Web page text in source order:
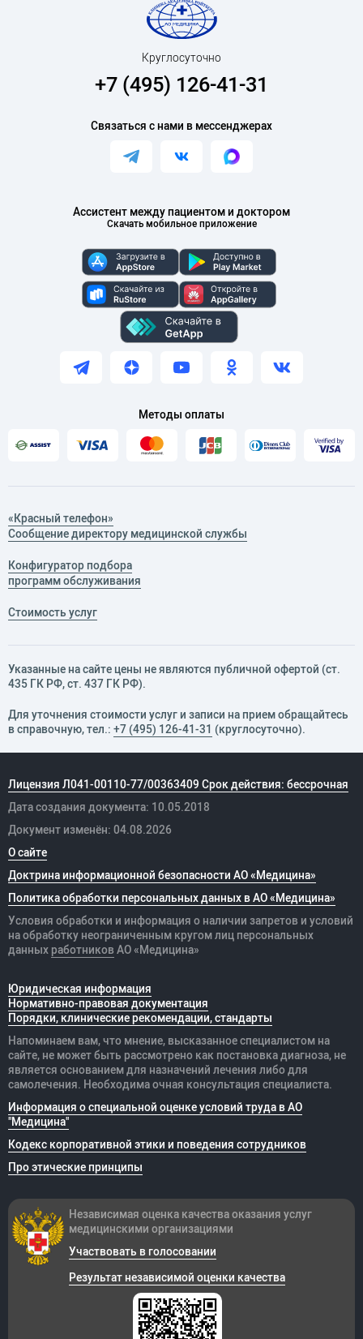
– лекционный курс и мастер-класс "Применение
дентального микроскопа в практике современного
врача-стоматолога ортопеда" Доменико
Массирони (автор бестселлера "Точность и
– практический курс доктора Вальтера Девото
восстановления жевательных зубов»;
Фридмана, Вебера;
– практические курсы в учебном центре AVS
– лекции и практические курсы Илья Мер,
Алексей Болячин;
повышение квалификации в учебных центрах
России и за рубежом раз в полгода
Область научных и практических интересов:
Эндодонтия.
Ассистент между пациентом и доктором
Скачать мобильное приложение
Круглосуточно
+7 (495) 126-41-31
Связаться с нами в мессенджерах
Методы оплаты
«Красный телефон»
Сообщение директору медицинской службы
Конфигуратор подбора
программ обслуживания
Стоимость услуг
Указанные на сайте цены не являются публичной офертой (ст.
435 ГК РФ, cт. 437 ГК РФ).
Для уточнения стоимости услуг и записи на прием обращайтесь
в справочную, тел.: +7 (495) 126-41-31 (круглосуточно).
Лицензия Л041-00110-77/00363409 Срок действия: бессрочная
Дата создания документа: 10.05.2018
Документ изменён: 04.08.2026
О сайте
Доктрина информационной безопасности АО «Медицина»
Политика обработки персональных данных в АО «Медицина»
Условия обработки и информация о наличии запретов и условий
на обработку неограниченным кругом лиц персональных
данных работников АО «Медицина»
Юридическая информация
Нормативно-правовая документация
Порядки, клинические рекомендации, стандарты
Напоминаем вам, что мнение, высказанное специалистом на
сайте, не может быть рассмотрено как постановка диагноза, не
является основанием для назначений лечения либо для
самолечения. Необходима очная консультация специалиста.
Информация о специальной оценке условий труда в АО
"Медицина"
Кодекс корпоративной этики и поведения сотрудников
Про этические принципы
Независимая оценка качества оказания услуг
медицинскими организациями
Участвовать в голосовании
Результат независимой оценки качества